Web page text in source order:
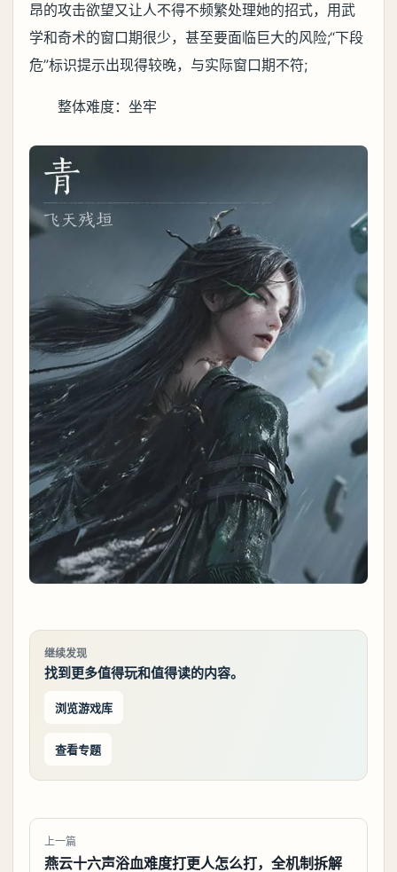
昂的攻击欲望又让人不得不频繁处理她的招式，用武
学和奇术的窗口期很少，甚至要面临巨大的风险;“下段
危”标识提示出现得较晚，与实际窗口期不符;
整体难度：坐牢
继续发现
找到更多值得玩和值得读的内容。
浏览游戏库
查看专题
上一篇
燕云十六声浴血难度打更人怎么打，全机制拆解